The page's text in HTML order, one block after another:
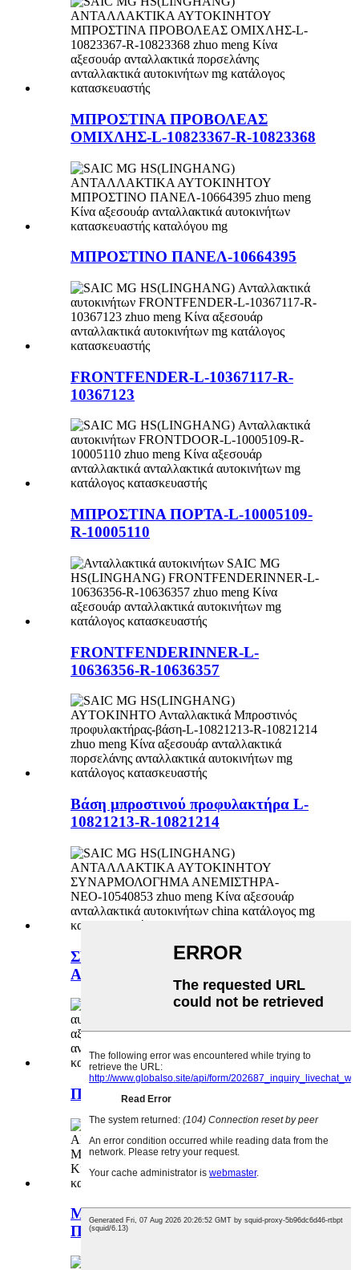
ΜΠΡΟΣΤΙΝΑ ΠΡΟΒΟΛΕΑΣ
ΟΜΙΧΛΗΣ-L-10823367-R-10823368
ΜΠΡΟΣΤΙΝΟ ΠΑΝΕΛ-10664395
FRONTFENDER-L-10367117-R-
10367123
ΜΠΡΟΣΤΙΝΑ ΠΟΡΤΑ-L-10005109-
R-10005110
FRONTFENDERINNER-L-
10636356-R-10636357
Βάση μπροστινού προφυλακτήρα L-
10821213-R-10821214
ΣΥΝΑΡΜΟΛΟΓΗΜΑ-
ΑΝΕΜΙΣΤΗΡΑ-ΝΕΟ-10540853
ΠΟΔΗΛΑΤΟ-JD
ΜΠΡΟΣΤΙΝΟ-
ΠΡΥΦΟΡΗΤΗΡΑΣ-10947207